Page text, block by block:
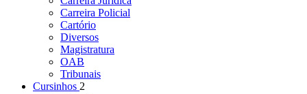
Carreira Policial
Cartório
Diversos
Magistratura
OAB
Tribunais
Cursinhos 2